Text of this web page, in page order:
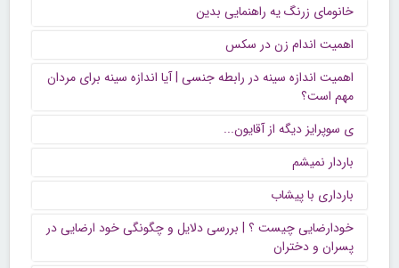
خانومای زرنگ یه راهنمایی بدین
اهمیت اندام زن در سکس
اهمیت اندازه سینه در رابطه جنسی | آیا اندازه سینه برای مردان
مهم است؟
ی سوپرایز دیگه از آقایون...
باردار نمیشم
بارداری با پیشاب
خودارضایی چیست ؟ | بررسی دلایل و چگونگی خود ارضایی در
پسران و دختران